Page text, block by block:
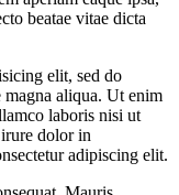
beatae vitae dicta
elit, sed do
aliqua. Ut enim
laboris nisi ut
dolor in
adipiscing elit.